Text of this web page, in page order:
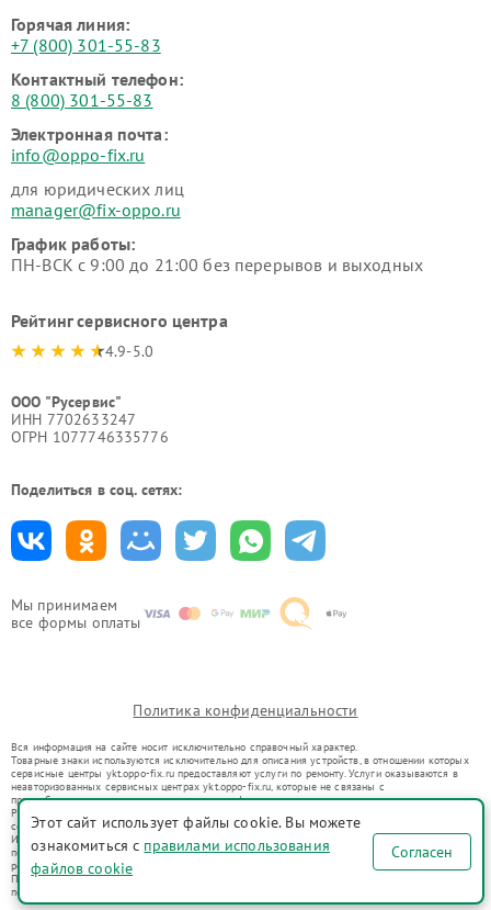
Мы принимаем
все формы оплаты
Горячая линия:
+7 (800) 301-55-83
Контактный телефон:
8 (800) 301-55-83
Электронная почта:
info@oppo-fix.ru
для юридических лиц
manager@fix-oppo.ru
График работы:
ПН-ВСК с 9:00 до 21:00 без перерывов и выходных
Рейтинг сервисного центра
4.9-5.0
ООО "Русервис"
ИНН 7702633247
ОГРН 1077746335776
Поделиться в соц. сетях:
Политика конфиденциальности
Вся информация на сайте носит исключительно справочный характер.
Товарные знаки используются исключительно для описания устройств, в отношении которых
сервисные центры ykt.oppo-fix.ru предоставляют услуги по ремонту. Услуги оказываются в
неавторизованных сервисных центрах ykt.oppo-fix.ru, которые не связаны с
правообладателями товарных знаков или их официальными представителями.
Ремонт осуществляется для устройств, уже введенных в гражданский оборот в соответствии
со статьей 1487 ГК РФ.
Использование товарных знаков не преследует цели индивидуализации услуг или введения
потребителей в заблуждение, а служит для информирования о предоставляемых услугах по
ремонту техники указанных брендов.
Представленная на сайте информация не является публичной офертой, определяемой
положениями Статьи 437(2) Гражданского кодекса РФ
Этот сайт использует файлы cookie. Вы можете
ознакомиться с правилами использования
файлов cookie
Согласен